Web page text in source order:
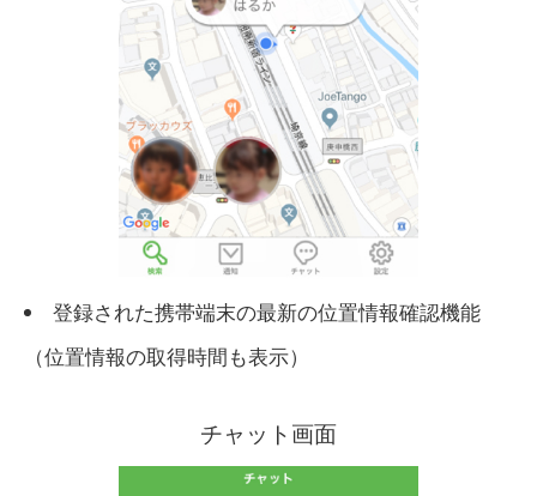
登録された携帯端末の最新の位置情報確認機能
（位置情報の取得時間も表示）
チャット画面